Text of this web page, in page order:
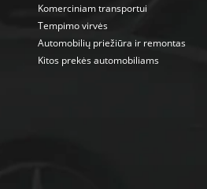
Komerciniam transportui
Tempimo virvės
Automobilių priežiūra ir remontas
Kitos prekės automobiliams